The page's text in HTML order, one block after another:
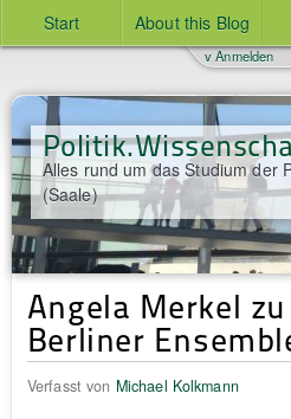
Start About this Blog
Alles rund um das Studium der
(Saale)
v Anmelden
Angela Merkel
Berliner
Verfasst von Michael Kolkmann